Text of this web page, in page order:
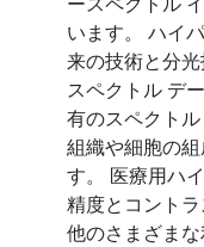
います。 ハイ
来の技術と分
スペクトル デ
有のスペクトル
組織や細胞の
す。 医療用ハ
精度とコント
他のさまざま